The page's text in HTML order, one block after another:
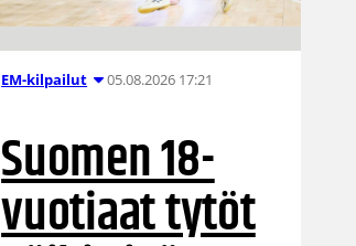
EM-kilpailut 05.08.2026 17:21
Suomen 18-
vuotiaat tytöt